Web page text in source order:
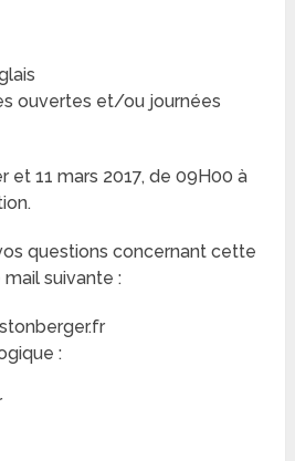
ouvertes et/ou journées
et 11 mars 2017, de 09H00 à
questions concernant cette
mail suivante :
: